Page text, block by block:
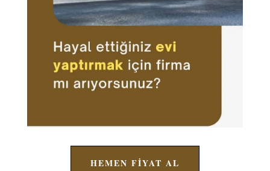
HEMEN FİYAT AL